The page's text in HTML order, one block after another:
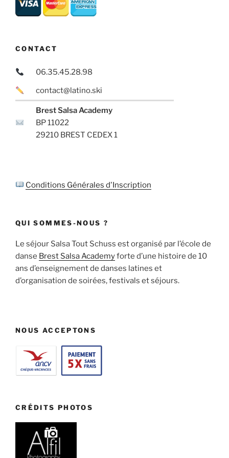
CONTACT
06.35.45.28.98
contact@latino.ski
Brest Salsa Academy
BP 11022
29210 BREST CEDEX 1
Conditions Générales d'Inscription
QUI SOMMES-NOUS ?
Le séjour Salsa Tout Schuss est organisé par l’école de
danse Brest Salsa Academyforte d’une histoire de 10
ans d’enseignement de danses latines et
d’organisation de soirées, festivals et séjours.
NOUS ACCEPTONS
CRÉDITS PHOTOS